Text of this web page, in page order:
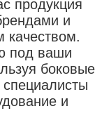
продукция
и
качеством.
под ваши
боковые
и